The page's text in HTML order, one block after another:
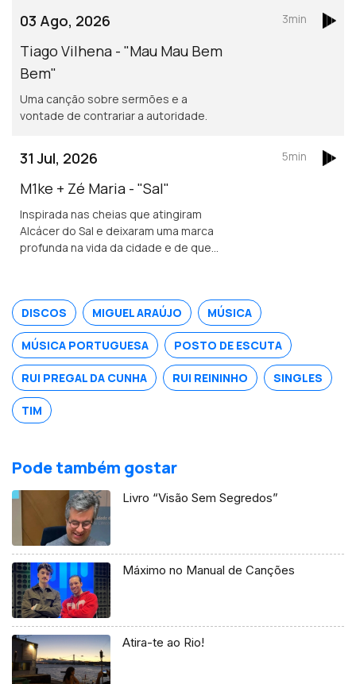
03 Ago, 2026
Tiago Vilhena - "Mau Mau Bem
Bem"
Uma canção sobre sermões e a
vontade de contrariar a autoridade.
3min
31 Jul, 2026
M1ke + Zé Maria - "Sal"
Inspirada nas cheias que atingiram
Alcácer do Sal e deixaram uma marca
profunda na vida da cidade e de quem
5min
DISCOS MIGUEL ARAÚJO MÚSICA
MÚSICA PORTUGUESA POSTO DE ESCUTA
RUI PREGAL DA CUNHA RUI REININHO SINGLES
TIM
Pode também gostar
Livro “Visão Sem Segredos”
Máximo no Manual de Canções
Atira-te ao Rio!